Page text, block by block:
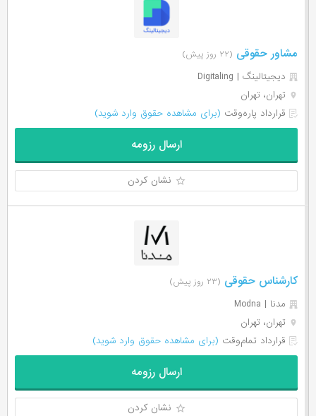
مشاور حقوقی (۲۲ روز پیش)
دیجیتالینگ | Digitaling
تهران، تهران
قرارداد پاره‌وقت (برای مشاهده حقوق وارد شوید)
ارسال رزومه
نشان کردن
کارشناس حقوقی (۲۳ روز پیش)
مدنا | Modna
تهران، تهران
قرارداد تمام‌وقت (برای مشاهده حقوق وارد شوید)
ارسال رزومه
نشان کردن